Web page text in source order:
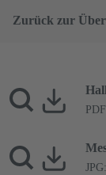
Zurück zur